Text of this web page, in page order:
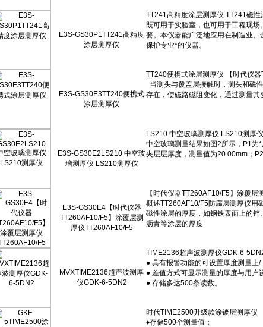
E3S-GS30P1TT241高精度
涂层测厚仪
E3S-GS30E3TT240便携式
涂层测厚仪
E3S-GS30E2LS210 中空玻
璃测厚仪 LS210测厚仪
E3S-GS30E4【时代仪器
TT260AF10/F5】涂覆层测
厚仪TT260AF10/F5
MVXTIME2136超声波测厚
仪GDK-6-5DN2